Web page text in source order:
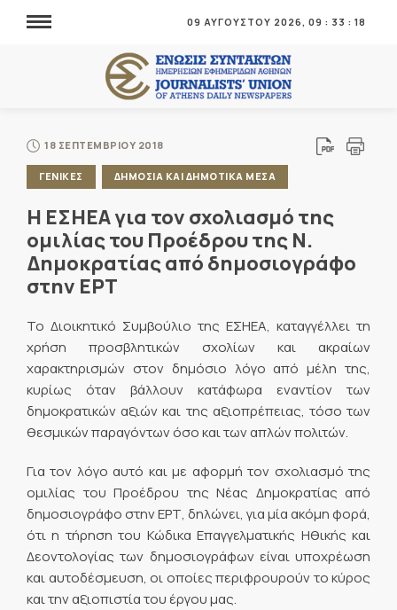
09 ΑΥΓΟΥΣΤΟΥ 2026, 09 : 33 : 18
18 ΣΕΠΤΕΜΒΡΙΟΥ 2018
ΓΕΝΙΚΕΣ ΔΗΜΟΣΙΑ ΚΑΙ ΔΗΜΟΤΙΚΑ ΜΕΣΑ
Η ΕΣΗΕΑ για τον σχολιασμό της
ομιλίας του Προέδρου της Ν.
Δημοκρατίας από δημοσιογράφο
στην ΕΡΤ
Το Διοικητικό Συμβούλιο της ΕΣΗΕΑ, καταγγέλλει τη
χρήση προσβλητικών σχολίων και ακραίων
χαρακτηρισμών στον δημόσιο λόγο από μέλη της,
κυρίως όταν βάλλουν κατάφωρα εναντίον των
δημοκρατικών αξιών και της αξιοπρέπειας, τόσο των
θεσμικών παραγόντων όσο και των απλών πολιτών.
Για τον λόγο αυτό και με αφορμή τον σχολιασμό της
ομιλίας του Προέδρου της Νέας Δημοκρατίας από
δημοσιογράφο στην ΕΡΤ, δηλώνει, για μία ακόμη φορά,
ότι η τήρηση του Κώδικα Επαγγελματικής Ηθικής και
Δεοντολογίας των δημοσιογράφων είναι υποχρέωση
και αυτοδέσμευση, οι οποίες περιφρουρούν το κύρος
και την αξιοπιστία του έργου μας.